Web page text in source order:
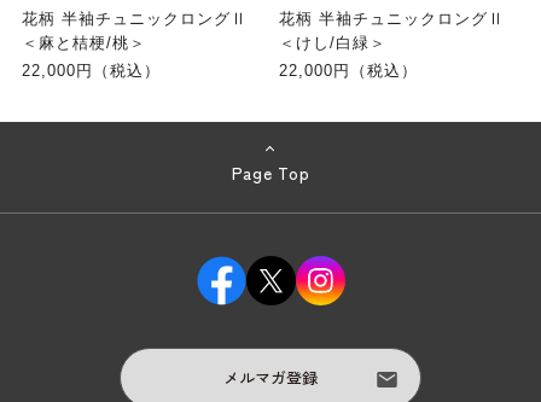
花柄 半袖チュニックロングⅡ
＜麻と桔梗/桃＞
22,000円（税込）
花柄 半袖チュニックロングⅡ
＜けし/白緑＞
22,000円（税込）
Page Top
メルマガ登録